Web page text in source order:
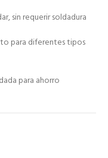
sin requerir soldadura
para diferentes tipos
para ahorro